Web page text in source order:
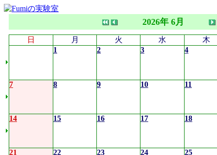
2026年 6月
日 月 火 水
木
1
2 3 4
7 8 9 10 11
14 15 16 17 18
21 22 23 24 25